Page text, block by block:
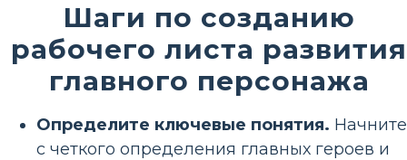
Шаги по созданию
рабочего листа развития
главного персонажа
Определите ключевые понятия. Начните
с четкого определения главных героев и